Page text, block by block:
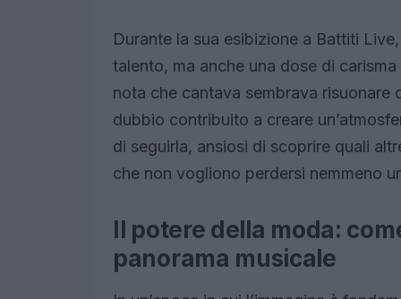
Durante la sua esibizione a Battiti
talento, ma anche una dose di
nota che cantava sembrava risuonare
dubbio contribuito a creare
di seguirla, ansiosi di scoprire quali
che non vogliono perdersi nemmeno
Il potere della moda:
panorama musicale